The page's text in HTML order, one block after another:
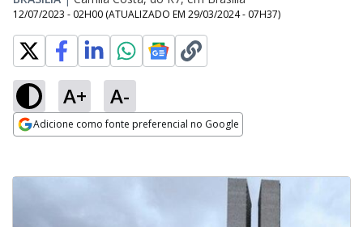
12/07/2023 - 02H00 (ATUALIZADO EM 29/03/2024 - 07H37)
A+ A-
Adicione como fonte preferencial no Google